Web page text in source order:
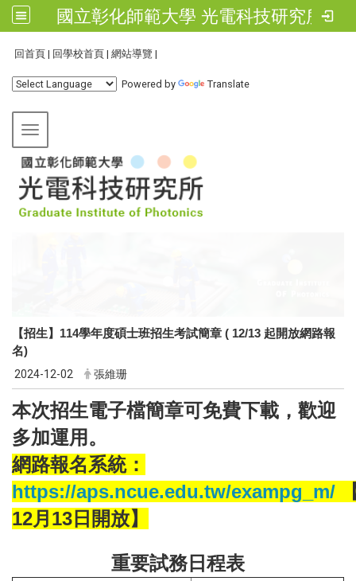
國立彰化師範大學 光電科技研究所
回首頁 | 回學校首頁 | 網站導覽 |
Powered by Translate
Toggle navigation
【招生】114學年度碩士班招生考試簡章 ( 12/13 起開放網路報
名)
2024-12-02 張維珊
本次招生電子檔簡章可免費下載，歡迎
多加運用。
網路報名系統：
https://aps.ncue.edu.tw/exampg_m/
12月13日開放】
重要試務日程表